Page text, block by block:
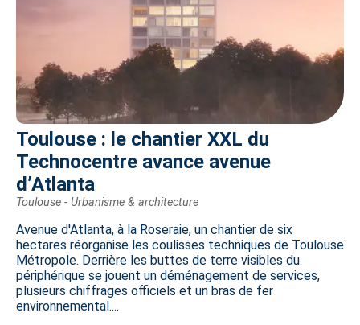
Toulouse : le chantier XXL du
Technocentre avance avenue
d’Atlanta
Toulouse - Urbanisme & architecture
Avenue d'Atlanta, à la Roseraie, un chantier de six
hectares réorganise les coulisses techniques de Toulouse
Métropole. Derrière les buttes de terre visibles du
périphérique se jouent un déménagement de services,
plusieurs chiffrages officiels et un bras de fer
environnemental....